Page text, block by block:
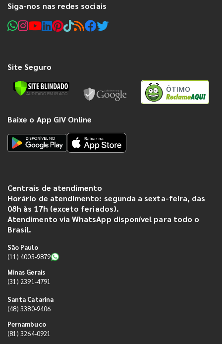
Siga-nos nas redes sociais
Site Seguro
ÓTIMO
Baixe o App GIV Online
Centrais de atendimento
Horário de atendimento: segunda a sexta-feira, das
08h às 17h (exceto feriados).
Atendimento via WhatsApp disponível para todo o
Brasil.
São Paulo
(11) 4003-9879
Minas Gerais
(31) 2391-4791
Santa Catarina
(48) 3380-9406
Pernambuco
(81) 3264-0921